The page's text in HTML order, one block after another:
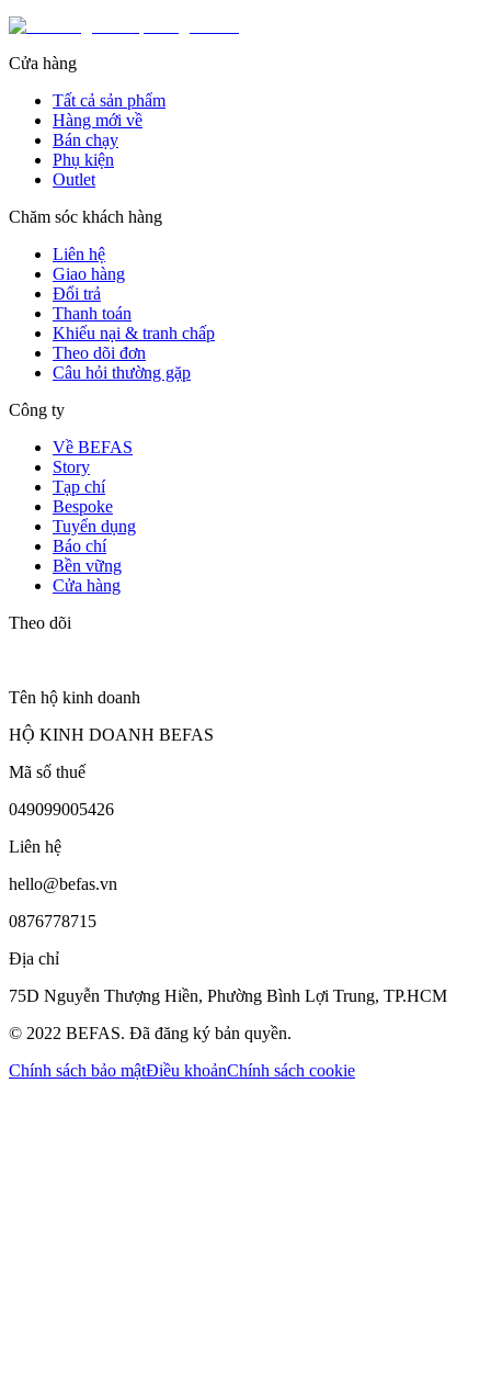
Cửa hàng
Tất cả sản phẩm
Hàng mới về
Bán chạy
Phụ kiện
Outlet
Chăm sóc khách hàng
Liên hệ
Giao hàng
Đổi trả
Thanh toán
Khiếu nại & tranh chấp
Theo dõi đơn
Câu hỏi thường gặp
Công ty
Về BEFAS
Story
Tạp chí
Bespoke
Tuyển dụng
Báo chí
Bền vững
Cửa hàng
Theo dõi
Tên hộ kinh doanh
HỘ KINH DOANH BEFAS
Mã số thuế
049099005426
Liên hệ
hello@befas.vn
0876778715
Địa chỉ
75D Nguyễn Thượng Hiền, Phường Bình Lợi Trung, TP.HCM
© 2022 BEFAS. Đã đăng ký bản quyền.
Chính sách bảo mậtĐiều khoảnChính sách cookie